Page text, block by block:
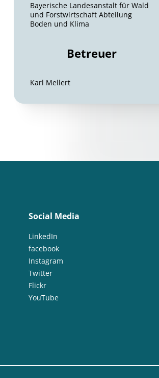
Bayerische Landesanstalt für Wald
und Forstwirtschaft Abteilung
Boden und Klima
Betreuer
Karl Mellert
Social Media
LinkedIn
facebook
Instagram
Twitter
Flickr
YouTube